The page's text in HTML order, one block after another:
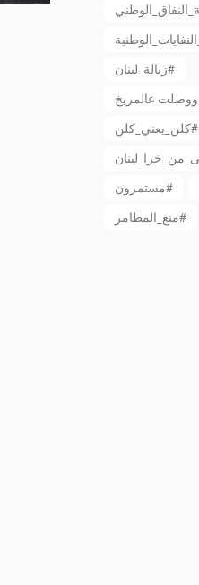
زبالة_لبنان#
كلن_يعني_كلن#
مستمرون#
منع_المطامر#